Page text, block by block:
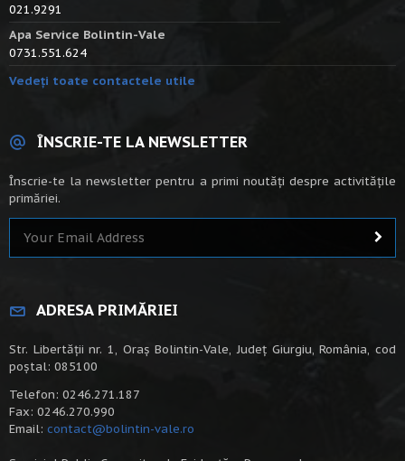
021.9291
Apa Service Bolintin-Vale
0731.551.624
Vedeți toate contactele utile
ÎNSCRIE-TE LA NEWSLETTER
Înscrie-te la newsletter pentru a primi noutăți despre activitățile
primăriei.
ADRESA PRIMĂRIEI
Str. Libertății nr. 1, Oraș Bolintin-Vale, Județ Giurgiu, România, cod
poștal: 085100
Telefon: 0246.271.187
Fax: 0246.270.990
Email: contact@bolintin-vale.ro